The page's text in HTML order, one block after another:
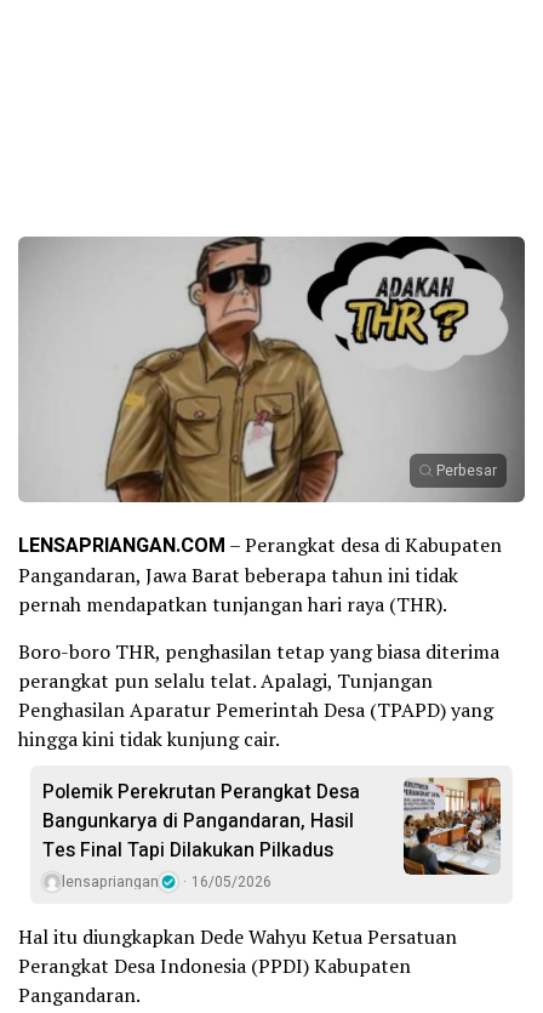
Perbesar
LENSAPRIANGAN.COM – Perangkat desa di Kabupaten
Pangandaran, Jawa Barat beberapa tahun ini tidak
pernah mendapatkan tunjangan hari raya (THR).
Boro-boro THR, penghasilan tetap yang biasa diterima
perangkat pun selalu telat. Apalagi, Tunjangan
Penghasilan Aparatur Pemerintah Desa (TPAPD) yang
hingga kini tidak kunjung cair.
Polemik Perekrutan Perangkat Desa
Bangunkarya di Pangandaran, Hasil
Tes Final Tapi Dilakukan Pilkadus
lensapriangan 16/05/2026
Hal itu diungkapkan Dede Wahyu Ketua Persatuan
Perangkat Desa Indonesia (PPDI) Kabupaten
Pangandaran.